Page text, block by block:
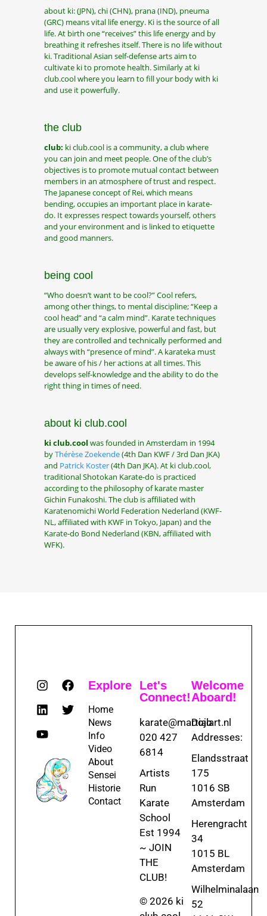
about ki: (JPN), chi (CHN), prana (IND), pneuma
(GRC) means vital life energy. Ki is the source of all
life. At birth one “receives” this life energy and by
breathing it refreshes itself. There is no life without
ki. Traditional Asian self-defense arts aim to
cultivate ki to promote health. Similarly at ki
club.cool where you learn to fill your body with ki
and use it powerfully.
the club
club: ki club.cool is a community, a club where
you can join and meet people. One of the club’s
objectives is to promote mutual contact between
members in an atmosphere of trust and respect.
The Japanese concept of Rei, which means
bending, occupies an important place in karate-
do. It expresses respect towards yourself, others
and your environment and is linked to etiquette
and good manners.
being cool
“Who doesn’t want to be cool?” Cool refers,
among other things, to mental discipline; “Keep a
cool head” and “a calm mind”. Karate techniques
are usually very explosive, powerful and fast, but
they are controlled and technically performed and
always with “presence of mind”. A karateka must
be aware of his / her actions at all times. This
develops self-knowledge and the ability to do the
right thing in times of need.
about ki club.cool
ki club.cool was founded in Amsterdam in 1994
byThérèse Zoekende(4th Dan KWF / 3rd Dan JKA)
and Patrick Koster(4th Dan JKA). At ki club.cool,
traditional Shotokan Karate-do is practiced
according to the philosophy of karate master
Gichin Funakoshi. The club is affiliated with
Karatenomichi World Federation Nederland (KWF-
NL, affiliated with KWF in Tokyo, Japan) and the
Karate-do Bond Nederland (KBN, affiliated with
WFK).
Explore
Home
News
Info
Video
About
Sensei
Historie
Contact
Let's
Connect!
karate@martialart.nl
020 427
6814
Artists
Run
Karate
School
Est 1994
~ JOIN
THE
CLUB!
© 2026 ki
Welcome
Aboard!
Dojo
Addresses:
Elandsstraat
175
1016 SB
Amsterdam
Herengracht
34
1015 BL
Amsterdam
Wilhelminalaan
52